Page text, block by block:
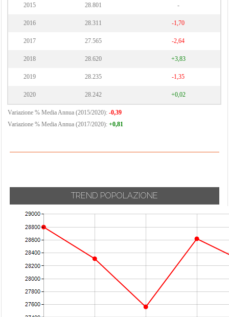
2015 28.801 -
2016 28.311 -1,70
2017 27.565 -2,64
2018 28.620 +3,83
2019 28.235 -1,35
2020 28.242 +0,02
Variazione % Media Annua (2015/2020): -0,39
Variazione % Media Annua (2017/2020): +0,81
TREND POPOLAZIONE